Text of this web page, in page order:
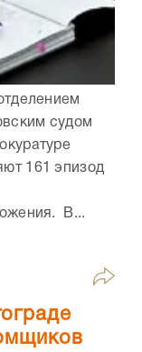
судом
161 эпизод
В...